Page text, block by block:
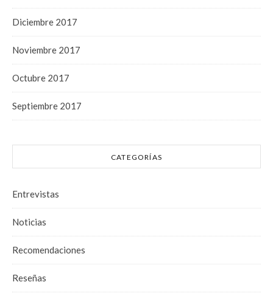
Diciembre 2017
Noviembre 2017
Octubre 2017
Septiembre 2017
CATEGORÍAS
Entrevistas
Noticias
Recomendaciones
Reseñas